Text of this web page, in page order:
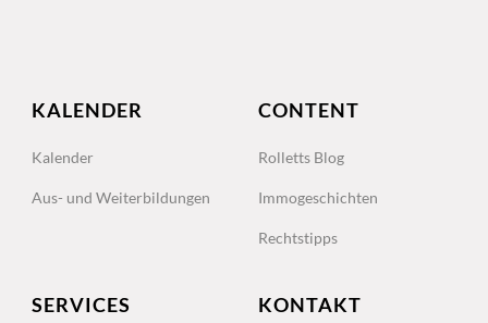
KALENDER
Kalender
Aus- und Weiterbildungen
CONTENT
Rolletts Blog
Immogeschichten
Rechtstipps
SERVICES KONTAKT